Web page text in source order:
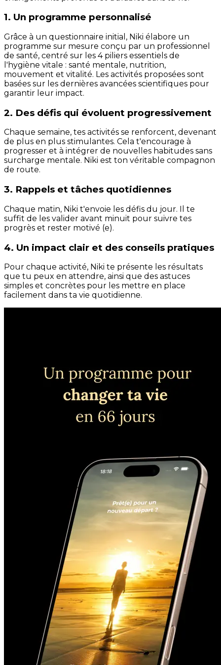
1. Un programme personnalisé
Grâce à un questionnaire initial, Niki élabore un
programme sur mesure conçu par un professionnel
de santé, centré sur les 4 piliers essentiels de
l'hygiène vitale : santé mentale, nutrition,
mouvement et vitalité. Les activités proposées sont
basées sur les dernières avancées scientifiques pour
garantir leur impact.
2. Des défis qui évoluent progressivement
Chaque semaine, tes activités se renforcent, devenant
de plus en plus stimulantes. Cela t'encourage à
progresser et à intégrer de nouvelles habitudes sans
surcharge mentale. Niki est ton véritable compagnon
de route.
3. Rappels et tâches quotidiennes
Chaque matin, Niki t'envoie les défis du jour. Il te
suffit de les valider avant minuit pour suivre tes
progrès et rester motivé (e).
4. Un impact clair et des conseils pratiques
Pour chaque activité, Niki te présente les résultats
que tu peux en attendre, ainsi que des astuces
simples et concrètes pour les mettre en place
facilement dans ta vie quotidienne.